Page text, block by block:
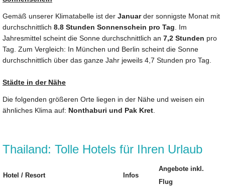
Gemäß unserer Klimatabelle ist der Januarder sonnigste Monat mit
durchschnittlich 8.8 Stunden Sonnenschein pro Tag . Im
Jahresmittel scheint die Sonne durchschnittlich an 7,2 Stunden pro
Tag. Zum Vergleich: In München und Berlin scheint die Sonne
durchschnittlich über das ganze Jahr jeweils 4,7 Stunden pro Tag.
Städte in der Nähe
Die folgenden größeren Orte liegen in der Nähe und weisen ein
ähnliches Klima auf: Nonthaburi und Pak Kret
Thailand: Tolle Hotels für Ihren Urlaub
Hotel / Resort Infos
Angebote inkl.
Flug